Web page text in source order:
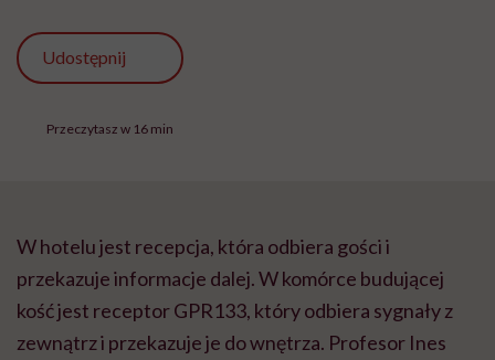
Udostępnij
Przeczytasz w 16 min
W hotelu jest recepcja, która odbiera gości i
przekazuje informacje dalej. W komórce budującej
kość jest receptor GPR133, który odbiera sygnały z
zewnątrz i przekazuje je do wnętrza. Profesor Ines